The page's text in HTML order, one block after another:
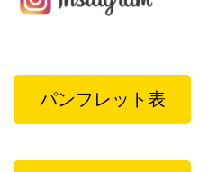
パンフレット表